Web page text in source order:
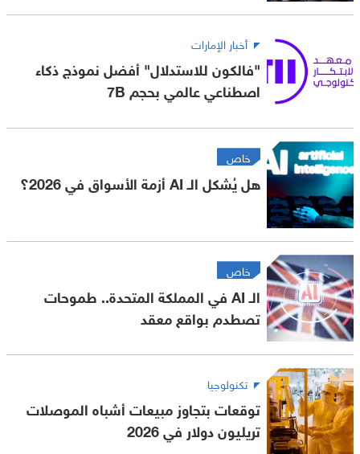
أخبار الإمارات
"فالكون للاستدلال" أفضل نموذج ذكاء
اصطناعي عالمي بحجم 7B
خاص
هل يُشكل الـ AI أزمة الأسواق في 2026؟
خاص
الـ AI في المملكة المتحدة.. طموحات
تصطدم بواقع معقد
تكنولوجيا
توقعات بتجاوز مبيعات أشباه الموصلات
تريليون دولار في 2026